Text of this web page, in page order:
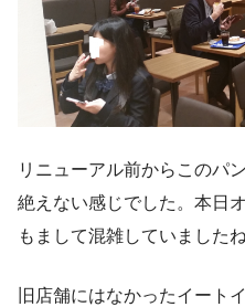
リニューアル前からこのパ
絶えない感じでした。本日
もまして混雑していましたね
旧店舗にはなかったイート